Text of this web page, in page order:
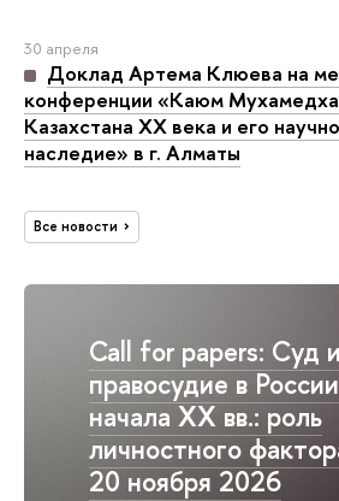
Call for papers: Суд и
правосудие в
начала XX вв.: роль
личностного
20 ноября 2026
30 апреля
Доклад Артема Клюева на
конференции «Каюм
Казахстана ХХ века и его
наследие» в г. Алматы
Все новости